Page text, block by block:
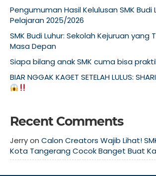
Pengumuman Hasil Kelulusan SMK Budi
Pelajaran 2025/2026
SMK Budi Luhur: Sekolah Kejuruan yang
Masa Depan
Siapa bilang anak SMK cuma bisa
BIAR NGGAK KAGET SETELAH LULUS:
Recent Comments
Jerryon Calon Creators Wajib Lihat!
Kota Tangerang Cocok Banget Buat